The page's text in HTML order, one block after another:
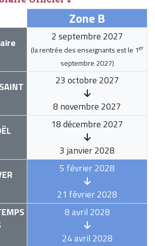
Zone B
2 septembre 2027
(la rentrée des enseignants est le 1er
septembre 2027)
23 octobre 2027
8 novembre 2027
18 décembre 2027
3 janvier 2028
5 février 2028
21 février 2028
8 avril 2028
24 avril 2028